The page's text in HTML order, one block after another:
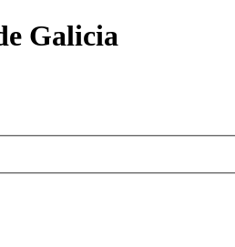
Galicia